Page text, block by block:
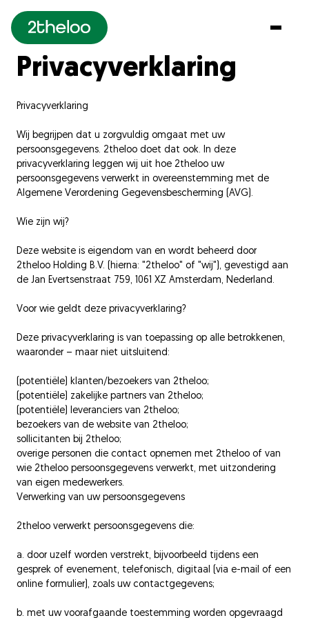
MENU
Locaties
Vouchers
Over Ons
Ons Team
Werken bij
News & Media
TAAL
EN NL FR DE ES
Youtube
Twitter
Facebook
Privacyverklaring
Privacyverklaring
Wij begrijpen dat u zorgvuldig omgaat met uw
persoonsgegevens. 2theloo doet dat ook. In deze
privacyverklaring leggen wij uit hoe 2theloo uw
persoonsgegevens verwerkt in overeenstemming met de
Algemene Verordening Gegevensbescherming (AVG).
Wie zijn wij?
Deze website is eigendom van en wordt beheerd door
2theloo Holding B.V. (hierna: "2theloo" of "wij"), gevestigd aan
de Jan Evertsenstraat 759, 1061 XZ Amsterdam, Nederland.
Voor wie geldt deze privacyverklaring?
Deze privacyverklaring is van toepassing op alle betrokkenen,
waaronder – maar niet uitsluitend:
(potentiële) klanten/bezoekers van 2theloo;
(potentiële) zakelijke partners van 2theloo;
(potentiële) leveranciers van 2theloo;
bezoekers van de website van 2theloo;
sollicitanten bij 2theloo;
overige personen die contact opnemen met 2theloo of van
wie 2theloo persoonsgegevens verwerkt, met uitzondering
van eigen medewerkers.
Verwerking van uw persoonsgegevens
2theloo verwerkt persoonsgegevens die:
a. door uzelf worden verstrekt, bijvoorbeeld tijdens een
gesprek of evenement, telefonisch, digitaal (via e-mail of een
online formulier), zoals uw contactgegevens;
b. met uw voorafgaande toestemming worden opgevraagd